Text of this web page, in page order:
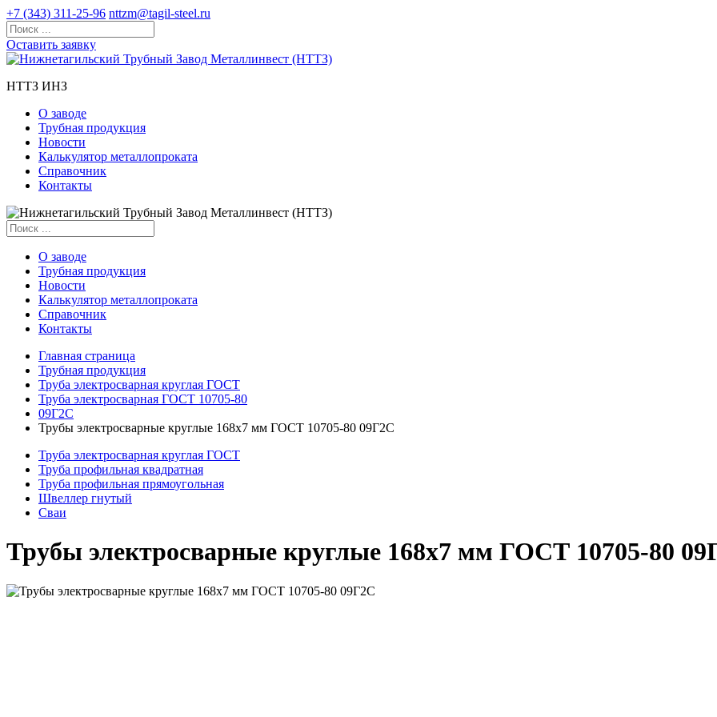
+7 (343) 311-25-96 nttzm@tagil-steel.ru
Оставить заявку
НТТЗ ИНЗ
О заводе
Трубная продукция
Новости
Калькулятор металлопроката
Справочник
Контакты
О заводе
Трубная продукция
Новости
Калькулятор металлопроката
Справочник
Контакты
Главная страница
Трубная продукция
Труба электросварная круглая ГОСТ
Труба электросварная ГОСТ 10705-80
09Г2С
Трубы электросварные круглые 168x7 мм ГОСТ 10705-80 09Г2С
Труба электросварная круглая ГОСТ
Труба профильная квадратная
Труба профильная прямоугольная
Швеллер гнутый
Сваи
Трубы электросварные круглые 168x7 мм ГОСТ 10705-80